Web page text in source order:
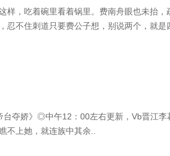
样，吃着碗里看着锅里。费南舟眼也未抬，
忍不住刺道只要费公子想，别说两个，就是
趣这里面也包括你吗？年长者的撩拨，点
夺娇》◎中午12：00左右更新，Vb晋江李
不上她，就连族中其余..